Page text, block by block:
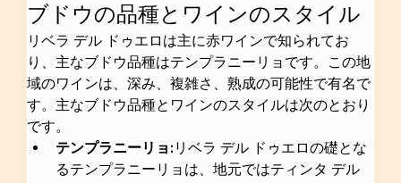
ブドウの品種とワインのスタイル
リベラ デル ドゥエロは主に赤ワインで知られてお
り、主なブドウ品種はテンプラニーリョです。この地
域のワインは、深み、複雑さ、熟成の可能性で有名で
す。主なブドウ品種とワインのスタイルは次のとおり
です。
テンプラニーリョ: リベラ デル ドゥエロの礎とな
るテンプラニーリョは、地元ではティンタ デル